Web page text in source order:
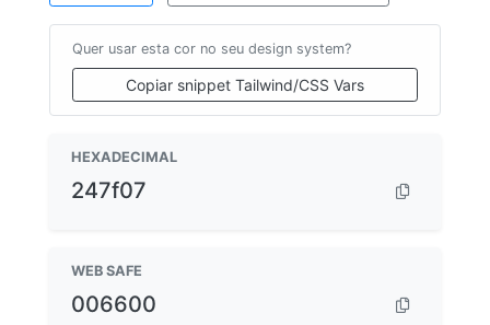
Quer usar esta cor no seu design system?
Copiar snippet Tailwind/CSS Vars
HEXADECIMAL
247f07
WEB SAFE
006600